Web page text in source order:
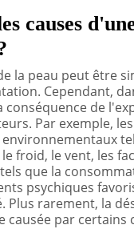
causes
la peau peut être
Cependant,
conséquence de
Par exemple,
froid, le vent, les
que la
psychiques
Plus rarement, la
causée par certains